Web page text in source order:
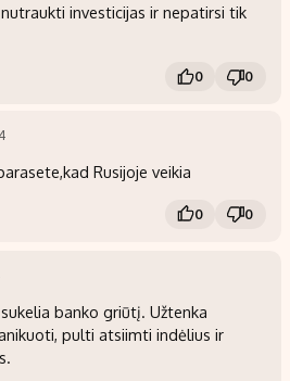
investicijas ir nepatirsi tik
0 0
Rusijoje veikia
0 0
banko griūtį. Užtenka
pulti atsiimti indėlius ir